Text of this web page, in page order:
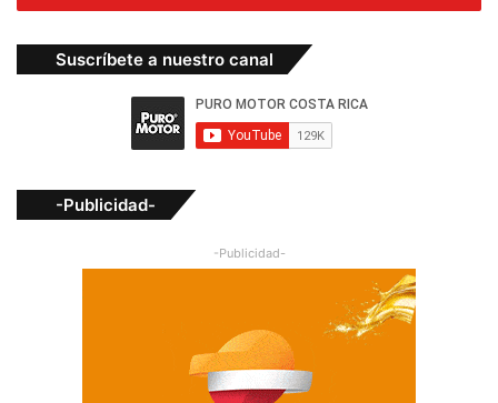
Suscríbete a nuestro canal
-Publicidad-
-Publicidad-